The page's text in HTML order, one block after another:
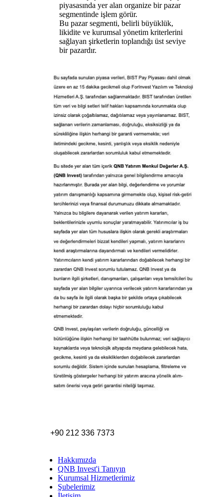
piyasasında yer alan organize bir pazar
segmentinde işlem görür.
Bu pazar segmenti, belirli büyüklük,
likidite ve kurumsal yönetim kriterlerini
sağlayan şirketlerin toplandığı üst seviye
bir pazardır.
+90 212 336 7373
Hakkımızda
QNB Invest'i Tanıyın
Kurumsal Hizmetlerimiz
Şubelerimiz